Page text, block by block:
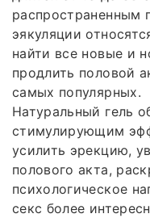
распространенным
эякуляции
найти все новые и
продлить половой
самых популярных.
Натуральный гель
стимулирующим
усилить эрекцию,
полового акта,
психологическое
секс более